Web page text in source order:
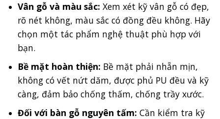
Vân gỗ và màu sắc: Xem xét kỹ vân gỗ có đẹp,
rõ nét không, màu sắc có đồng đều không. Hãy
chọn một tác phẩm nghệ thuật phù hợp với
bạn.
Bề mặt hoàn thiện: Bề mặt phải nhẵn mịn,
không có vết nứt dăm, được phủ PU đều và kỹ
càng, đảm bảo chống thấm, chống trầy xước.
Đối với bàn gỗ nguyên tấm: Cần kiểm tra kỹ